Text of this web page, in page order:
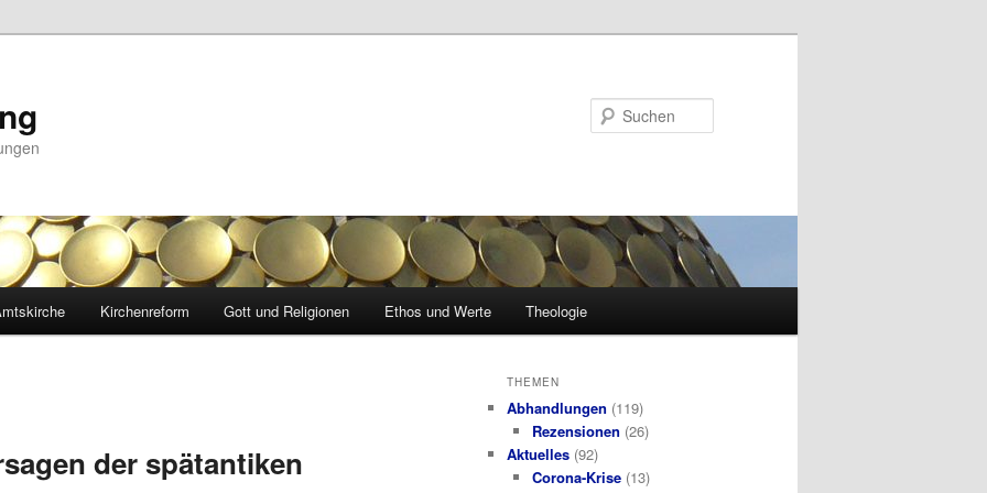
Kirchenreform Gott und Religionen Ethos und Werte Theologie
der spätantiken
THEMEN
Abhandlungen (119)
Rezensionen (26)
Aktuelles (92)
Corona-Krise(13)